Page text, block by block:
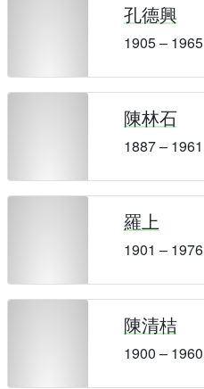
孔德興
1905 – 1965
陳林石
1887 – 1961
羅上
1901 – 1976
陳清桔
1900 – 1960